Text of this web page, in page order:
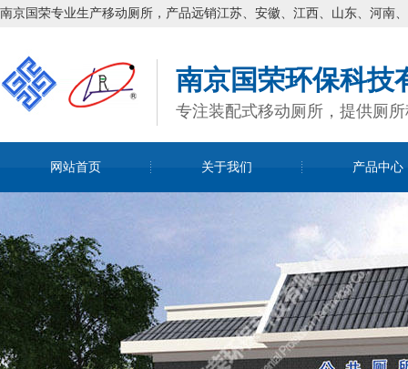
南京国荣专业生产移动厕所，产品远销江苏、安徽、江西、山东、河南
南京国荣环保科技
专注装配式移动厕所，提供厕
网站首页 关于我们 产品中心